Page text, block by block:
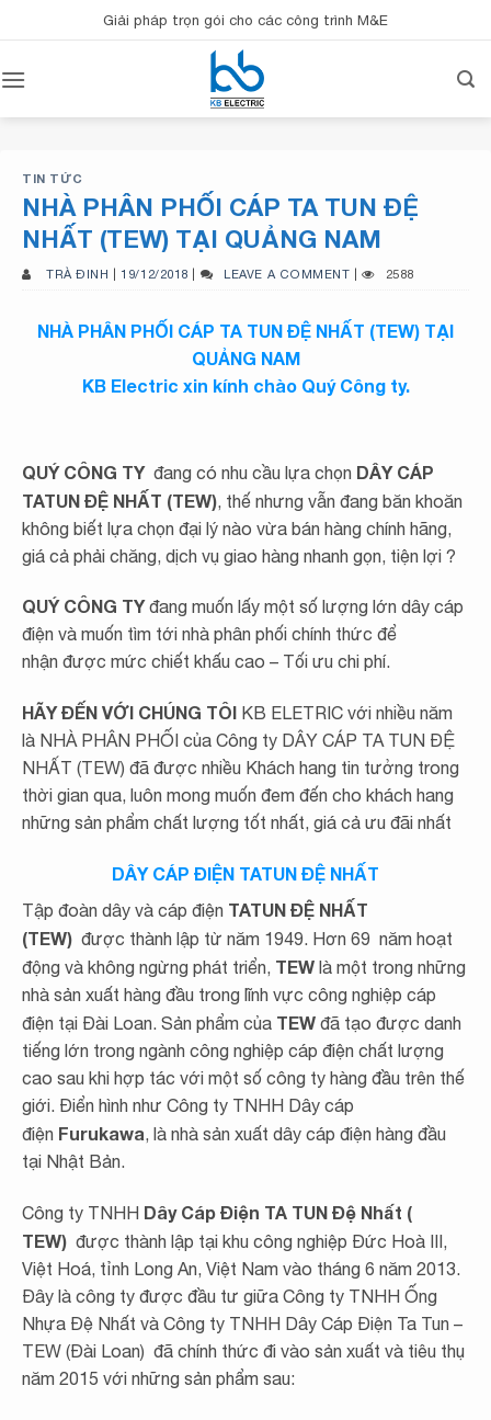
qua
dung
Giải pháp trọn gói cho các công trình M&E
TIN TỨC
NHÀ PHÂN PHỐI CÁP TA TUN ĐỆ
NHẤT (TEW) TẠI QUẢNG NAM
TRÀ ĐINH | 19/12/2018 | LEAVE A COMMENT | 2588
NHÀ PHÂN PHỐI CÁP TA TUN ĐỆ NHẤT (TEW) TẠI
QUẢNG NAM
KB Electric xin kính chào Quý Công ty.
QUÝ CÔNG TYđang có nhu cầu lựa chọn DÂY CÁP
TATUN ĐỆ NHẤT (TEW) , thế nhưng vẫn đang băn khoăn
không biết lựa chọn đại lý nào vừa bán hàng chính hãng,
giá cả phải chăng, dịch vụ giao hàng nhanh gọn, tiện lợi ?
QUÝ CÔNG TYđang muốn lấy một số lượng lớn dây cáp
điện và muốn tìm tới nhà phân phối chính thức để
nhận được mức chiết khấu cao – Tối ưu chi phí.
HÃY ĐẾN VỚI CHÚNG TÔI KB ELETRIC với nhiều năm
là NHÀ PHÂN PHỐI của Công ty DÂY CÁP TA TUN ĐỆ
NHẤT (TEW) đã được nhiều Khách hang tin tưởng trong
thời gian qua, luôn mong muốn đem đến cho khách hang
những sản phẩm chất lượng tốt nhất, giá cả ưu đãi nhất
DÂY CÁP ĐIỆN TATUN ĐỆ NHẤT
Tập đoàn dây và cáp điện TATUN ĐỆ NHẤT
(TEW) được thành lập từ năm 1949. Hơn 69 năm hoạt
động và không ngừng phát triển, TEW là một trong những
nhà sản xuất hàng đầu trong lĩnh vực công nghiệp cáp
điện tại Đài Loan. Sản phẩm của TEW đã tạo được danh
tiếng lớn trong ngành công nghiệp cáp điện chất lượng
cao sau khi hợp tác với một số công ty hàng đầu trên thế
giới. Điển hình như Công ty TNHH Dây cáp
điện Furukawa, là nhà sản xuất dây cáp điện hàng đầu
tại Nhật Bản.
Công ty TNHH Dây Cáp Điện TA TUN Đệ Nhất (
TEW) được thành lập tại khu công nghiệp Đức Hoà III,
Việt Hoá, tỉnh Long An, Việt Nam vào tháng 6 năm 2013.
Đây là công ty được đầu tư giữa Công ty TNHH Ống
Nhựa Đệ Nhất và Công ty TNHH Dây Cáp Điện Ta Tun –
TEW (Đài Loan) đã chính thức đi vào sản xuất và tiêu thụ
năm 2015 với những sản phẩm sau: